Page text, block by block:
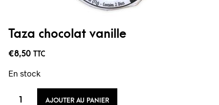
Taza chocolat vanille
€8,50 TTC
En stock
AJOUTER AU PANIER